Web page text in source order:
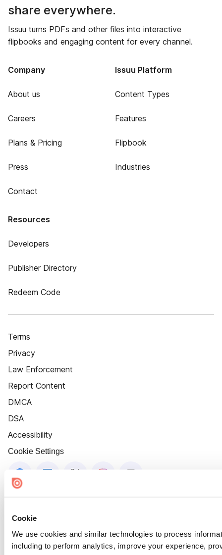
Cookie
We use cookies and similar technologies to process
including to perform analytics, improve your experience,
share everywhere.
Issuu turns PDFs and other files into interactive
flipbooks and engaging content for every channel.
Company
About us
Careers
Plans & Pricing
Press
Contact
Issuu Platform
Content Types
Features
Flipbook
Industries
Resources
Developers
Publisher Directory
Redeem Code
Terms
Privacy
Law Enforcement
Report Content
DMCA
DSA
Accessibility
Cookie Settings